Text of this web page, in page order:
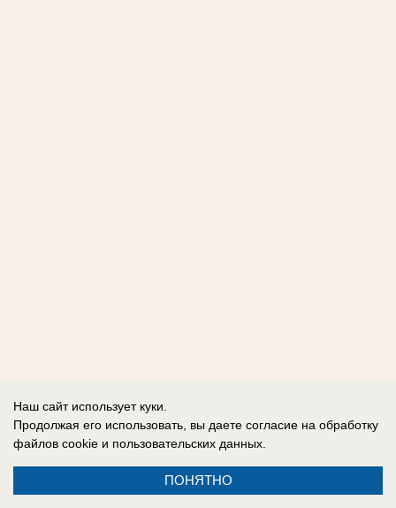
Наш сайт использует куки.
Продолжая его использовать, вы даете согласие на обработку
файлов cookie и пользовательских данных.
ПОНЯТНО